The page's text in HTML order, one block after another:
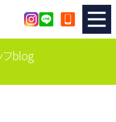
メーカー別査定フォーム
フblog